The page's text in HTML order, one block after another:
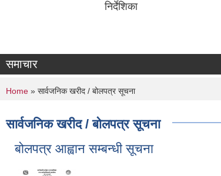
निर्देशिका
समाचार
You are here
Home » सार्वजनिक खरीद / बोलपत्र सूचना
सार्वजनिक खरीद / बोलपत्र सूचना
बोलपत्र आह्वान सम्बन्धी सूचना